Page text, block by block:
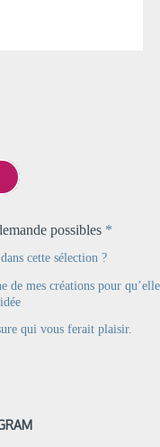
possibles *
cette sélection ?
de mes créations pour qu’elle
qui vous ferait plaisir.